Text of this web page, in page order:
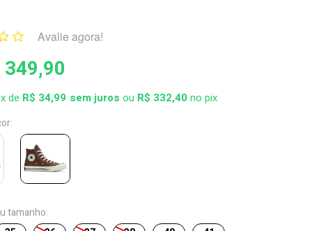
Avalie agora!
349,90
de R$ 34,99 ou R$ 332,40no pix
tamanho: